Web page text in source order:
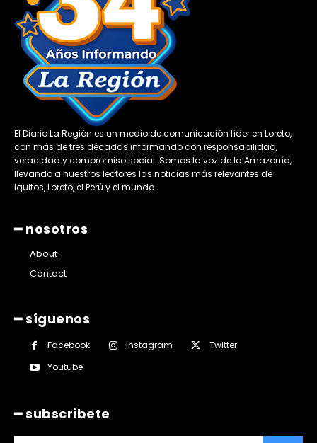
El Diario La Región es un medio de comunicación líder en Loreto,
con más de tres décadas informando con responsabilidad,
veracidad y compromiso social. Somos la voz de la Amazonía,
llevando a nuestros lectores las noticias más relevantes de
Iquitos, Loreto, el Perú y el mundo.
━ nosotros
About
Contact
━ síguenos
Facebook Instagram
Twitter
Youtube
━ subscribete